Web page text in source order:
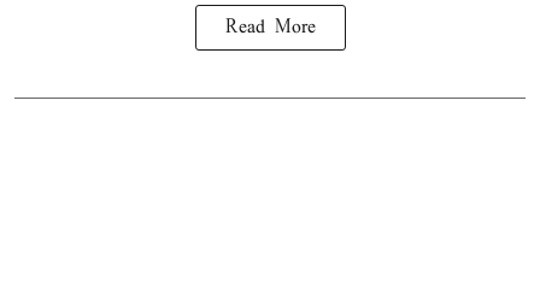
Read More